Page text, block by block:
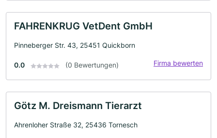
FAHRENKRUG VetDent GmbH
Pinneberger Str. 43, 25451 Quickborn
0.0 (0 Bewertungen) Firma bewerten
Götz M. Dreismann Tierarzt
Ahrenloher Straße 32, 25436 Tornesch